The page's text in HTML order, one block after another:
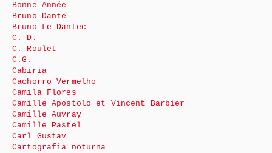
Bonne Année
Bruno Dante
Bruno Le Dantec
C. D.
C. Roulet
C.G.
Cabiria
Cachorro Vermelho
Camila Flores
Camille Apostolo et Vincent Barbier
Camille Auvray
Camille Pastel
Carl Gustav
Cartografia noturna